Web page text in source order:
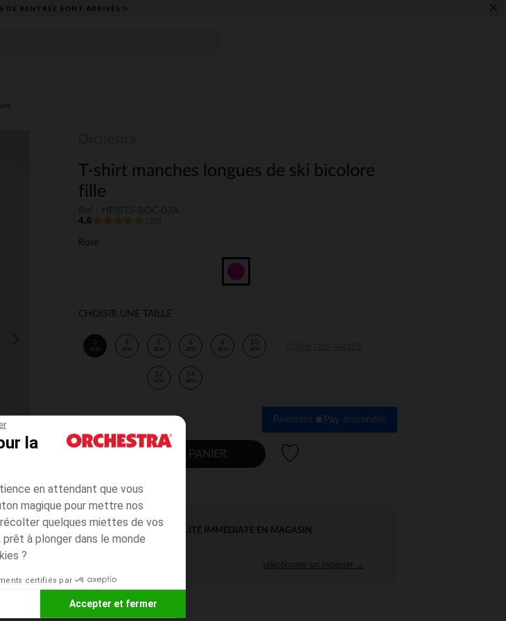
la
en attendant que vous
magique pour mettre nos
quelques miettes de vos
à plonger dans le monde
?
certifiés par
Accepter et fermer
DE RENTRÉE SONT ARRIVÉS ✨ ×
T-shirt manches longues de ski bicolore
fille
4.6
Rose
CHOISIR UNE TAILLE
3
ans
4
ans
5
ans
6
ans
8
ans
10
ans
12
ans
14
ans
Paiement disponible
AJOUTER AU PANIER
DISPONIBILITÉ IMMÉDIATE EN MAGASIN
sélectionner un magasin →